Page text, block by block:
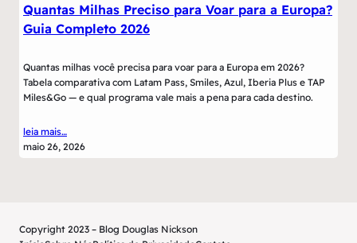
Quantas Milhas Preciso para Voar para a Europa?
Guia Completo 2026
Quantas milhas você precisa para voar para a Europa em 2026?
Tabela comparativa com Latam Pass, Smiles, Azul, Iberia Plus e TAP
Miles&Go — e qual programa vale mais a pena para cada destino.
leia mais…
maio 26, 2026
Copyright 2023 – Blog Douglas Nickson